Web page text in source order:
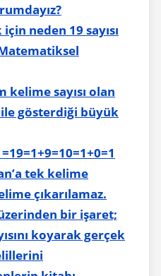
neden 19 sayısı
kelime sayısı olan
ile gösterdiği büyük
tek kelime
çıkarılamaz.
bir işaret;
koyarak gerçek